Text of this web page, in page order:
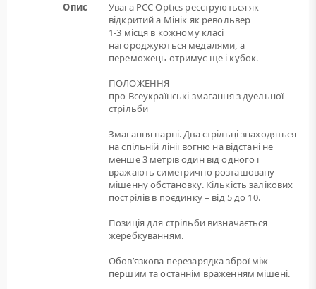
Опис
Увага PCC Optics реєструються як
відкритий а Мінік як револьвер
1-3 місця в кожному класі
нагороджуються медалями, а
переможець отримує ще і кубок.
ПОЛОЖЕННЯ
про Всеукраїнські змагання з дуельної
стрільби
Змагання парні. Два стрільці знаходяться
на спільній лінії вогню на відстані не
менше 3 метрів один від одного і
вражають симетрично розташовану
мішенну обстановку. Кількість залікових
пострілів в поєдинку – від 5 до 10.
Позиція для стрільби визначається
жеребкуванням.
Обов’язкова перезарядка зброї між
першим та останнім враженням мішені.